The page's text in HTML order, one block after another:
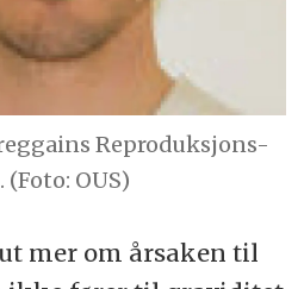
Reproduksjons-
OUS)
mer om årsaken til